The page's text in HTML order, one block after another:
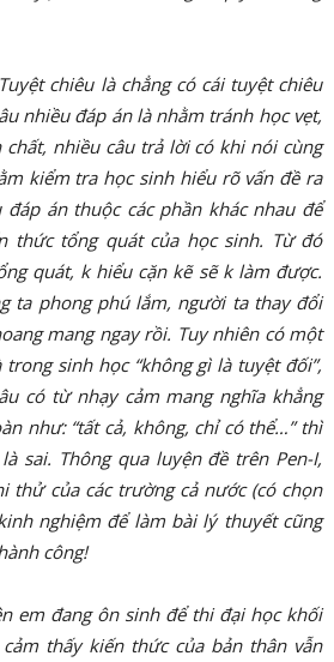
Tuyệt chiêu là chẳng có cái tuyệt chiêu
nhiều đáp án là nhằm tránh học vẹt,
nhiều câu trả lời có khi nói cùng
kiểm tra học sinh hiểu rõ vấn đề ra
án thuộc các phần khác nhau để
thức tổng quát của học sinh. Từ đó
quát, k hiểu cặn kẽ sẽ k làm được.
ta phong phú lắm, người ta thay đổi
mang ngay rồi. Tuy nhiên có một
sinh học “không gì là tuyệt đối”,
có từ nhạy cảm mang nghĩa khẳng
như: “tất cả, không, chỉ có thể…” thì
sai. Thông qua luyện đề trên Pen-I,
thử của các trường cả nước (có chọn
nghiệm để làm bài lý thuyết cũng
công!
em đang ôn sinh để thi đại học khối
thấy kiến thức của bản thân vẫn